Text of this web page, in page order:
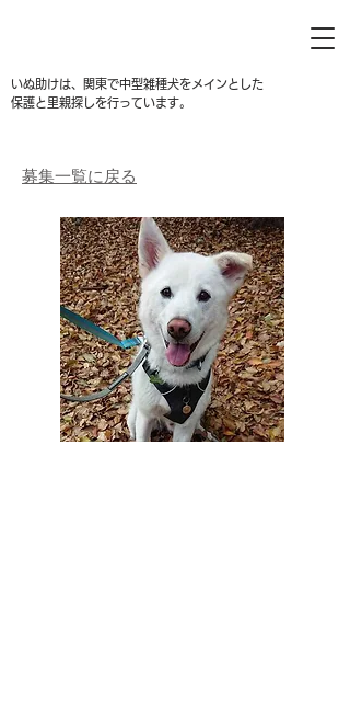
いぬ助けは、関東で中型雑種犬をメインとした
保護と里親探しを行っています。
募集一覧に戻る